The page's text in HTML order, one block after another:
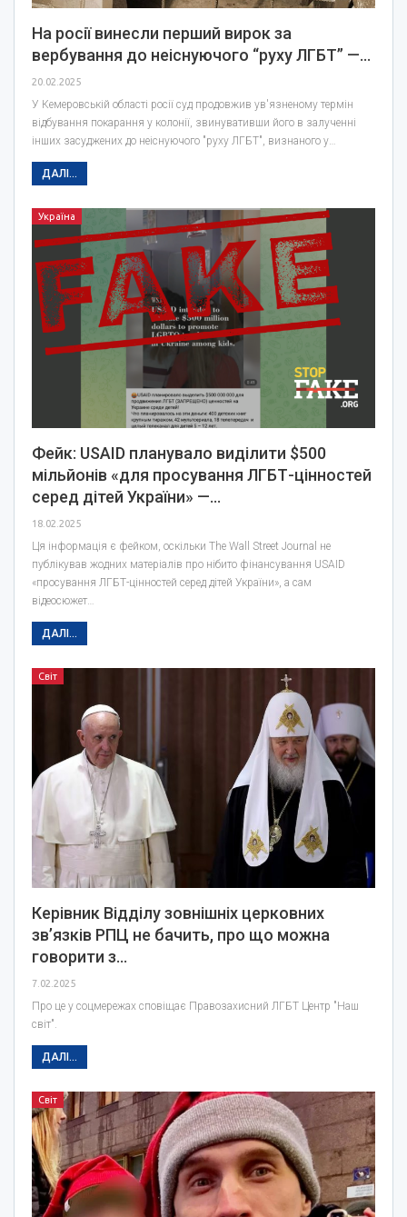
На росії винесли перший вирок за
вербування до неіснуючого “руху ЛГБТ” —…
20.02.2025
У Кемеровській області росії суд продовжив ув'язненому термін
відбування покарання у колонії, звинувативши його в залученні
інших засуджених до неіснуючого "руху ЛГБТ", визнаного у…
ДАЛІ...
Україна
Фейк: USAID планувало виділити $500
мільйонів «для просування ЛГБТ-цінностей
серед дітей України» —…
18.02.2025
Ця інформація є фейком, оскільки The Wall Street Journal не
публікував жодних матеріалів про нібито фінансування USAID
«просування ЛГБТ-цінностей серед дітей України», а сам
відеосюжет…
ДАЛІ...
Світ
Керівник Відділу зовнішніх церковних
зв’язків РПЦ не бачить, про що можна
говорити з…
7.02.2025
Про це у соцмережах сповіщає Правозахисний ЛГБТ Центр "Наш
світ".
ДАЛІ...
Світ